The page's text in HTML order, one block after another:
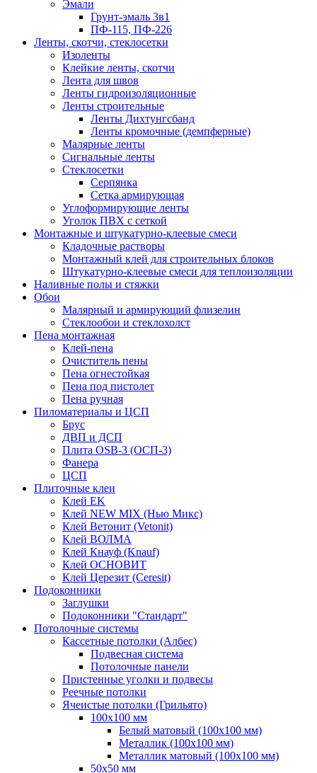
Эмали
Грунт-эмаль 3в1
ПФ-115, ПФ-226
Ленты, скотчи, стеклосетки
Изоленты
Клейкие ленты, скотчи
Лента для швов
Ленты гидроизоляционные
Ленты строительные
Ленты Дихтунгсбанд
Ленты кромочные (демпферные)
Малярные ленты
Сигнальные ленты
Стеклосетки
Серпянка
Сетка армирующая
Углоформирующие ленты
Уголок ПВХ с сеткой
Монтажные и штукатурно-клеевые смеси
Кладочные растворы
Монтажный клей для строительных блоков
Штукатурно-клеевые смеси для теплоизоляции
Наливные полы и стяжки
Обои
Малярный и армирующий флизелин
Стеклообои и стеклохолст
Пена монтажная
Клей-пена
Очиститель пены
Пена огнестойкая
Пена под пистолет
Пена ручная
Пиломатериалы и ЦСП
Брус
ДВП и ДСП
Плита OSB-3 (ОСП-3)
Фанера
ЦСП
Плиточные клеи
Клей EK
Клей NEW MIX (Нью Микс)
Клей Ветонит (Vetonit)
Клей ВОЛМА
Клей Кнауф (Knauf)
Клей ОСНОВИТ
Клей Церезит (Ceresit)
Подоконники
Заглушки
Подоконники "Стандарт"
Потолочные системы
Кассетные потолки (Албес)
Подвесная система
Потолочные панели
Пристенные уголки и подвесы
Реечные потолки
Ячеистые потолки (Грильято)
100х100 мм
Белый матовый (100х100 мм)
Металлик (100х100 мм)
Металлик матовый (100х100 мм)
50х50 мм